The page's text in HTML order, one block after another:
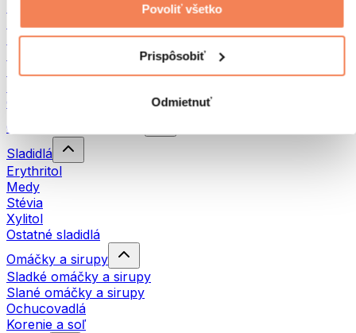
Povoliť všetko
Prispôsobiť
Odmietnuť
Proteínové cookies
Proteínové čipsy a krekry
Energetické tyčinky & Flapjacky
Ostatné snacky
Ochucovadlá a sladidlá
Sladidlá
Erythritol
Medy
Stévia
Xylitol
Ostatné sladidlá
Omáčky a sirupy
Sladké omáčky a sirupy
Slané omáčky a sirupy
Ochucovadlá
Korenie a soľ